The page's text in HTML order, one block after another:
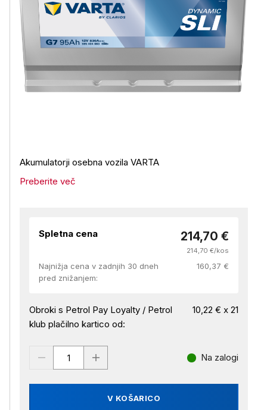
Akumulatorji osebna vozila VARTA
Preberite več
Spletna cena 214,70 €
214,70 €/kos
Najnižja cena v zadnjih 30 dneh
pred znižanjem:
160,37 €
Obroki s Petrol Pay Loyalty / Petrol
klub plačilno kartico od:
10,22 € x 21
V KOŠARICO
Na zalogi